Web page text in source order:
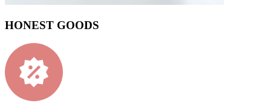
HONEST GOODS